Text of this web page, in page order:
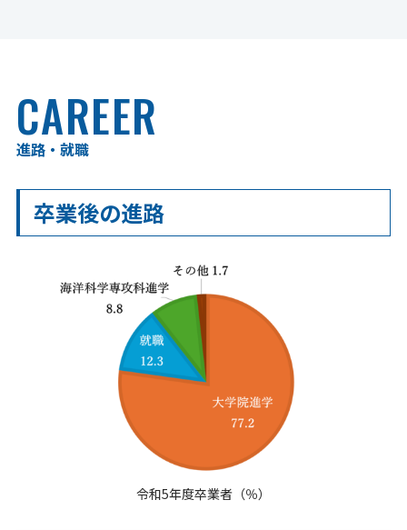
CAREER
進路・就職
卒業後の進路
令和5年度卒業者（％）